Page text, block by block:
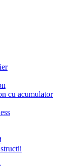
cu acumulator